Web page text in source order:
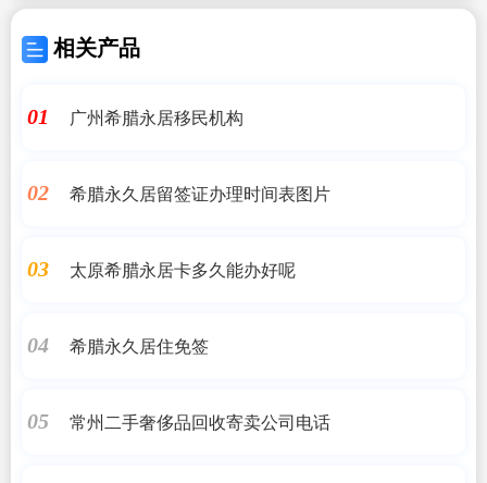
相关产品
01 广州希腊永居移民机构
02 希腊永久居留签证办理时间表图片
03 太原希腊永居卡多久能办好呢
04 希腊永久居住免签
05 常州二手奢侈品回收寄卖公司电话